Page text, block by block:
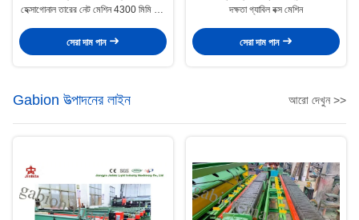
হেক্সাগোনাল তারের নেট মেশিন 4300 মিমি জাল
সেরা দাম পান
দক্ষতা গ্যাবিল বক্স মেশিন
সেরা দাম পান
Gabion উত্পাদনের লাইন আরো দেখুন >>